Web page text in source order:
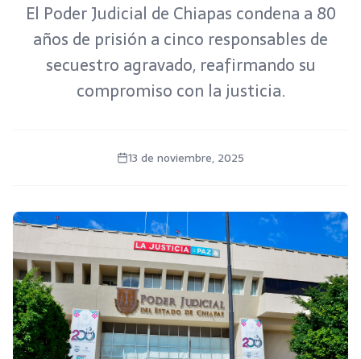
El Poder Judicial de Chiapas condena a 80
años de prisión a cinco responsables de
secuestro agravado, reafirmando su
compromiso con la justicia.
13 de noviembre, 2025